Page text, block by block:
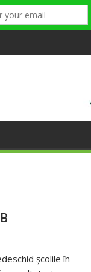
din Cluj
școlile în